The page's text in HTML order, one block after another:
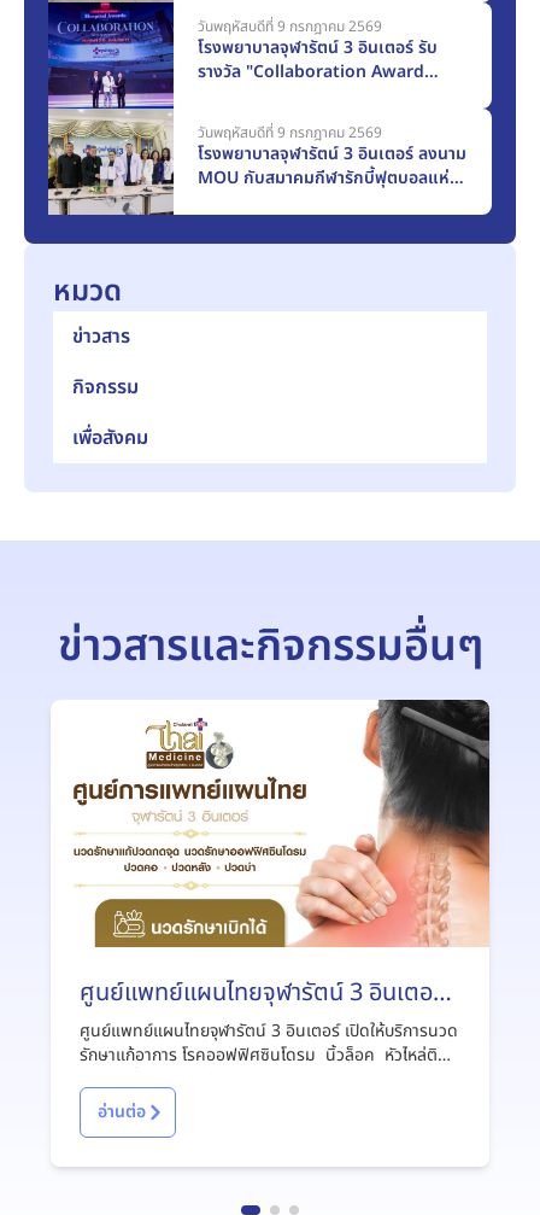
สมุทรปราการ มูลค่า 117,000 บาท
วันพฤหัสบดีที่ 9 กรกฎาคม 2569
โรงพยาบาลจุฬารัตน์ 3 อินเตอร์ รับ
รางวัล "Collaboration Award
วันพฤหัสบดีที่ 9 กรกฎาคม 2569
โรงพยาบาลจุฬารัตน์ 3 อินเตอร์ ลงนาม
MOU กับสมาคมกีฬารักบี้ฟุตบอลแห่ง
หมวด
ข่าวสาร
กิจกรรม
เพื่อสังคม
ข่าวสารและกิจกรรมอื่นๆ
ศูนย์แพทย์แผนไทยจุฬารัตน์ 3 อินเตอร์
เปิดให้บริการนวดรักษาแก้อาการ
ศูนย์แพทย์แผนไทยจุฬารัตน์ 3 อินเตอร์ เปิดให้บริการนวด
รักษาแก้อาการ โรคออฟฟิศซินโดรม นิ้วล็อค หัวไหล่ติด
หลัง ปวดแขน ปวดขา บำบัดฟื้นฟู อัมพฤกษ์-อัมพาต
บำบัดฟื้นฟูมารดาหลังคลอดบุตร สามารถปรึกษาเพิ่มเติม
ใช้จ่าย ติดต่อสอบถามได้ที่เบอร์ 088-002-5385หรือ 02-
312-1483เปิดให้บริการทุกวัน (09.00-21.00น.)
อ่านต่อ